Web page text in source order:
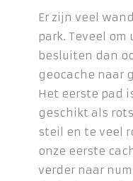
Er zijn veel
park. Teveel
besluiten dan
geocache naar
Het eerste pad
geschikt als
steil en te veel
onze eerste
verder naar